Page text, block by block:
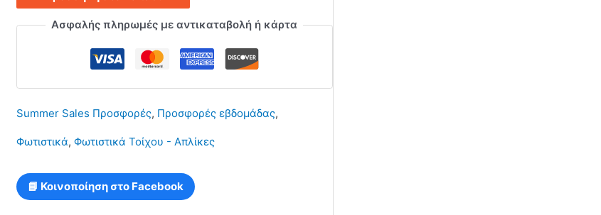
-
4
λάμπες
G9
σε
Ασφαλής πληρωμές με αντικαταβολή ή κάρτα
Summer Sales Προσφορές, Προσφορές εβδομάδας,
Φωτιστικά,Φωτιστικά Τοίχου - Απλίκες
📘 Κοινοποίηση στο Facebook